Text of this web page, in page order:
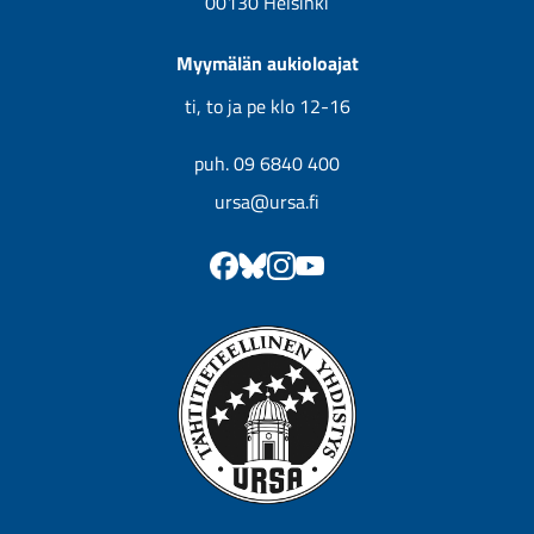
Myymälän aukioloajat
ti, to ja pe klo 12-16
puh. 09 6840 400
ursa@ursa.fi